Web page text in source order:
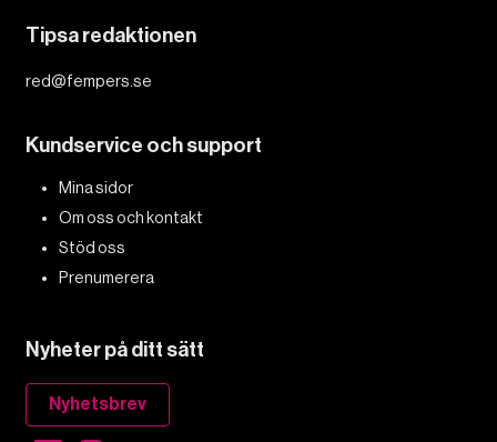
Tipsa redaktionen
red@fempers.se
Kundservice och support
Mina sidor
Om oss och kontakt
Stöd oss
Prenumerera
Nyheter på ditt sätt
Nyhetsbrev